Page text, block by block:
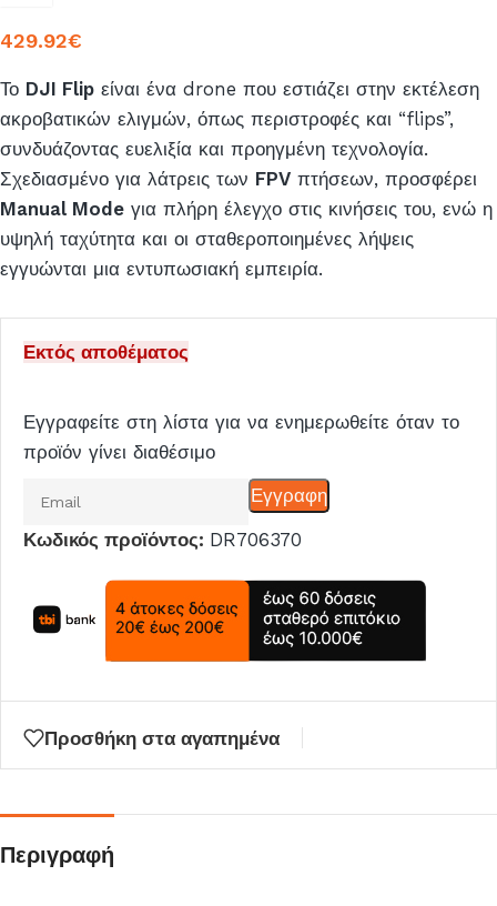
429.92€
Το DJI Flip είναι ένα drone που εστιάζει στην εκτέλεση
ακροβατικών ελιγμών, όπως περιστροφές και “flips”,
συνδυάζοντας ευελιξία και προηγμένη τεχνολογία.
Σχεδιασμένο για λάτρεις των FPV πτήσεων, προσφέρει
Manual Mode για πλήρη έλεγχο στις κινήσεις του, ενώ η
υψηλή ταχύτητα και οι σταθεροποιημένες λήψεις
εγγυώνται μια εντυπωσιακή εμπειρία.
Εκτός αποθέματος
Εγγραφείτε στη λίστα για να ενημερωθείτε όταν το
προϊόν γίνει διαθέσιμο
email
για
να
αναμονής
αυτό
προϊόν
Εγγραφη
Κωδικός προϊόντος: DR706370
Προσθήκη στα αγαπημένα
Περιγραφή